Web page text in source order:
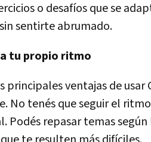
o desafíos que se
sentirte abrumado.
tu propio ritmo
principales ventajas de
No tenés que seguir el
Podés repasar temas